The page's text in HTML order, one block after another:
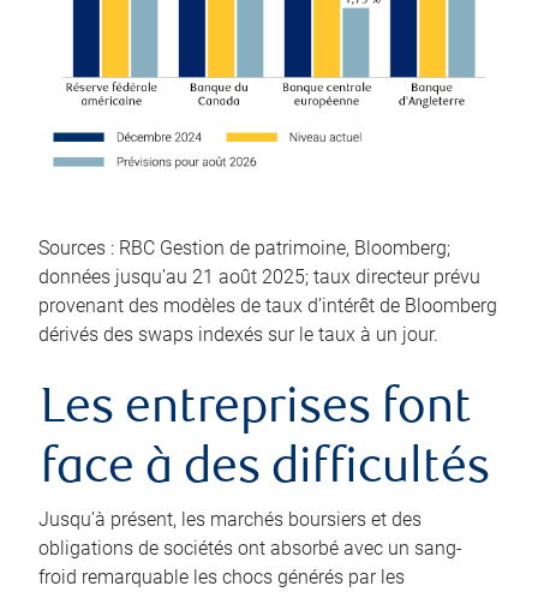
Sources : RBC Gestion de patrimoine, Bloomberg;
données jusqu’au 21 août 2025; taux directeur prévu
provenant des modèles de taux d’intérêt de Bloomberg
dérivés des swaps indexés sur le taux à un jour.
Les entreprises font
face à des difficultés
Jusqu’à présent, les marchés boursiers et des
obligations de sociétés ont absorbé avec un sang-
froid remarquable les chocs générés par les